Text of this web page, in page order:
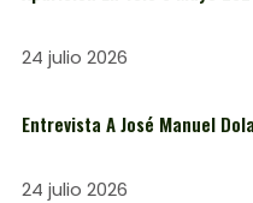
24 julio 2026
Entrevista A José Manuel
24 julio 2026